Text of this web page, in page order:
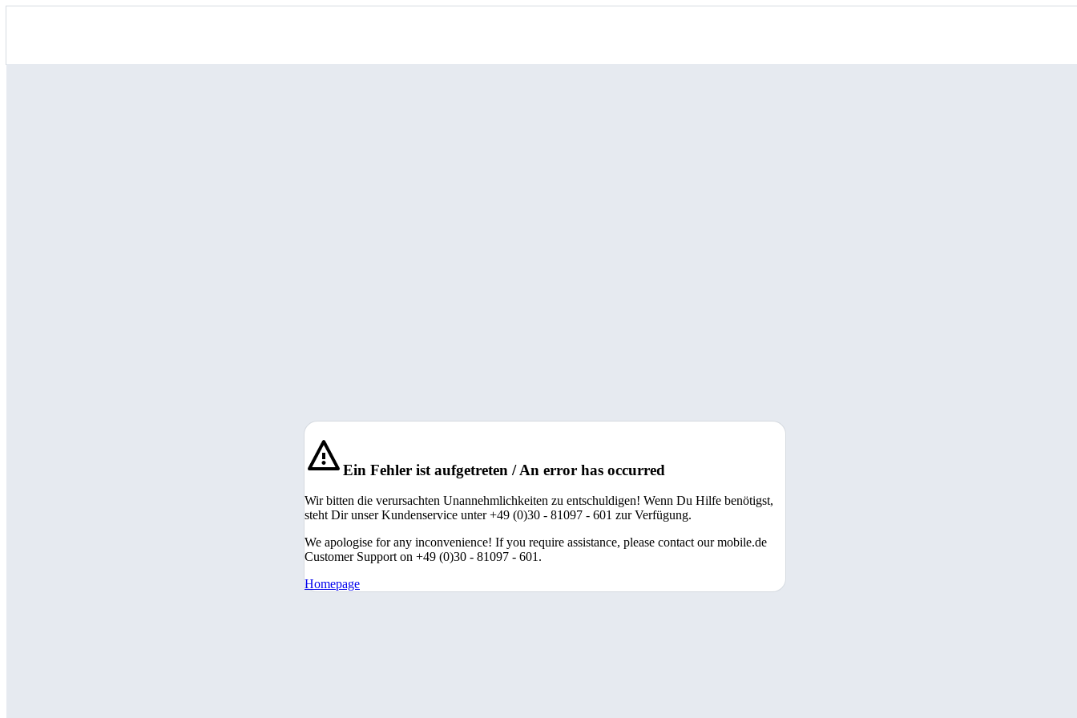
Ein Fehler ist aufgetreten / An error has occurred
Wir bitten die verursachten Unannehmlichkeiten zu entschuldigen! Wenn Du Hilfe benötigst,
steht Dir unser Kundenservice unter +49 (0)30 - 81097 - 601 zur Verfügung.
We apologise for any inconvenience! If you require assistance, please contact our mobile.de
Customer Support on +49 (0)30 - 81097 - 601.
Homepage